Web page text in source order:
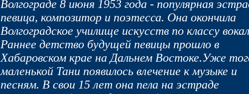
Волгограде 8 июня 1953 года - популярная
певица, композитор и поэтесса. Она окончила
Волгоградское училище искусств по классу
Раннее детство будущей певицы прошло в
Хабаровском крае на Дальнем Востоке.Уже
маленькой Тани появилось влечение к музыке и
песням. В свои 15 лет она пела на эстраде